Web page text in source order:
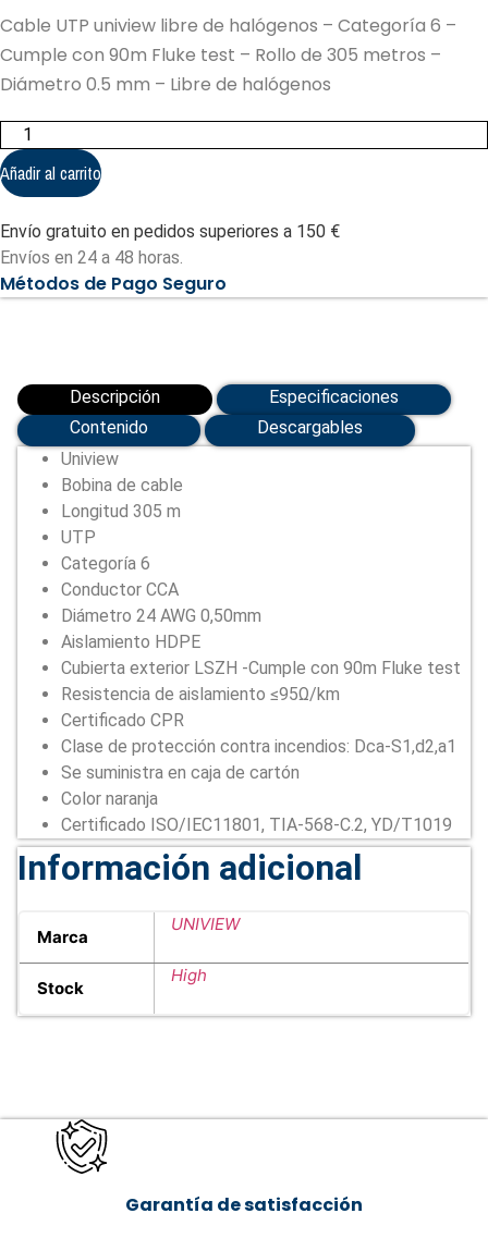
Cable UTP uniview libre de halógenos – Categoría 6 –
Cumple con 90m Fluke test – Rollo de 305 metros –
Diámetro 0.5 mm – Libre de halógenos
Cable
UTP
uniview
libre
de
-
Categoría
6
(UV-
UTP6-
cantidad
Añadir al carrito
Envío gratuito en pedidos superiores a 150 €
Envíos en 24 a 48 horas.
Métodos de Pago Seguro
Descripción
Especificaciones
Contenido
Descargables
Uniview
Bobina de cable
Longitud 305 m
UTP
Categoría 6
Conductor CCA
Diámetro 24 AWG 0,50mm
Aislamiento HDPE
Cubierta exterior LSZH -Cumple con 90m Fluke test
Resistencia de aislamiento ≤95Ω/km
Certificado CPR
Clase de protección contra incendios: Dca-S1,d2,a1
Se suministra en caja de cartón
Color naranja
Certificado ISO/IEC11801, TIA-568-C.2, YD/T1019
Información adicional
Marca
UNIVIEW
Stock
High
Garantía de satisfacción